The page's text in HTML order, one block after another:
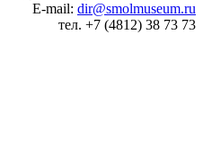
E-mail: dir@smolmuseum.ru
тел. +7 (4812) 38 73 73